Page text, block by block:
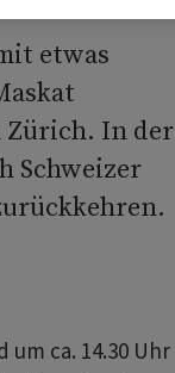
etwas
Zürich. In der
Schweizer
um ca. 14.30 Uhr